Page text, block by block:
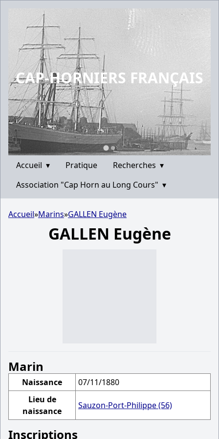
CAP-HORNIERS FRANÇAIS
Accueil ▾ Pratique Recherches ▾
Association "Cap Horn au Long Cours" ▾
Accueil»Marins»GALLEN Eugène
GALLEN Eugène
Marin
Naissance
07/11/1880
Lieu de
naissance
Sauzon-Port-Philippe (56)
Inscriptions